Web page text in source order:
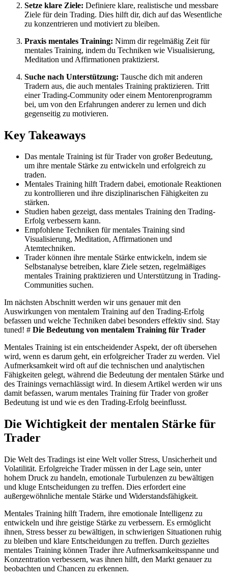
Setze klare Ziele: Definiere klare, realistische und messbare
Ziele für dein Trading. Dies hilft dir, dich auf das Wesentliche
zu konzentrieren und motiviert zu bleiben.
Praxis mentales Training: Nimm dir regelmäßig Zeit für
mentales Training, indem du Techniken wie Visualisierung,
Meditation und Affirmationen praktizierst.
Suche nach Unterstützung: Tausche dich mit anderen
Tradern aus, die auch mentales Training praktizieren. Tritt
einer Trading-Community oder einem Mentorenprogramm
bei, um von den Erfahrungen anderer zu lernen und dich
gegenseitig zu motivieren.
Key Takeaways
Das mentale Training ist für Trader von großer Bedeutung,
um ihre mentale Stärke zu entwickeln und erfolgreich zu
traden.
Mentales Training hilft Tradern dabei, emotionale Reaktionen
zu kontrollieren und ihre disziplinarischen Fähigkeiten zu
stärken.
Studien haben gezeigt, dass mentales Training den Trading-
Erfolg verbessern kann.
Empfohlene Techniken für mentales Training sind
Visualisierung, Meditation, Affirmationen und
Atemtechniken.
Trader können ihre mentale Stärke entwickeln, indem sie
Selbstanalyse betreiben, klare Ziele setzen, regelmäßiges
mentales Training praktizieren und Unterstützung in Trading-
Communities suchen.
Im nächsten Abschnitt werden wir uns genauer mit den
Auswirkungen von mentalem Training auf den Trading-Erfolg
befassen und welche Techniken dabei besonders effektiv sind. Stay
tuned! # Die Bedeutung von mentalem Training für Trader
Mentales Training ist ein entscheidender Aspekt, der oft übersehen
wird, wenn es darum geht, ein erfolgreicher Trader zu werden. Viel
Aufmerksamkeit wird oft auf die technischen und analytischen
Fähigkeiten gelegt, während die Bedeutung der mentalen Stärke und
des Trainings vernachlässigt wird. In diesem Artikel werden wir uns
damit befassen, warum mentales Training für Trader von großer
Bedeutung ist und wie es den Trading-Erfolg beeinflusst.
Die Wichtigkeit der mentalen Stärke für
Trader
Die Welt des Tradings ist eine Welt voller Stress, Unsicherheit und
Volatilität. Erfolgreiche Trader müssen in der Lage sein, unter
hohem Druck zu handeln, emotionale Turbulenzen zu bewältigen
und kluge Entscheidungen zu treffen. Dies erfordert eine
außergewöhnliche mentale Stärke und Widerstandsfähigkeit.
Mentales Training hilft Tradern, ihre emotionale Intelligenz zu
entwickeln und ihre geistige Stärke zu verbessern. Es ermöglicht
ihnen, Stress besser zu bewältigen, in schwierigen Situationen ruhig
zu bleiben und klare Entscheidungen zu treffen. Durch gezieltes
mentales Training können Trader ihre Aufmerksamkeitsspanne und
Konzentration verbessern, was ihnen hilft, den Markt genauer zu
beobachten und Chancen zu erkennen.